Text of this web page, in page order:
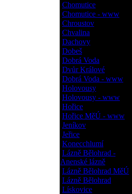
Chomutice
Chomutice - www
Chroustov
Chvalina
Dachovy
Dobeš
Dobrá Voda
Dvůr Králové
Dobrá Voda - www
Holovousy
Holovousy - www
Hořice
Hořice MěÚ - www
Jeníkov
Jeřice
Konecchlumí
Lázně Bělohrad -
Anenské lázně
Lázně Bělohrad MěÚ
Lázně Bělohrad
Lískovice